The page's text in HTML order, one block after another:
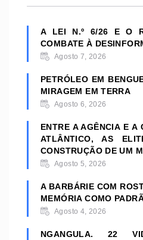
A LEI N.º 6/26 E O
COMBATE À
Agosto 7, 2026
PETRÓLEO EM
MIRAGEM EM TERRA
Agosto 6, 2026
ENTRE A AGÊNCIA E A
ATLÂNTICO, AS
CONSTRUÇÃO DE UM
Agosto 5, 2026
A BARBÁRIE COM
MEMÓRIA COMO
Agosto 4, 2026
NGANGULA. 22